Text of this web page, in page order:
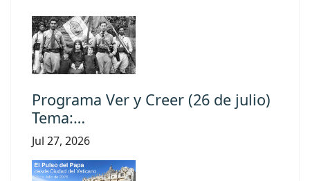
Programa Ver y Creer (26 de julio)
Tema:…
Jul 27, 2026